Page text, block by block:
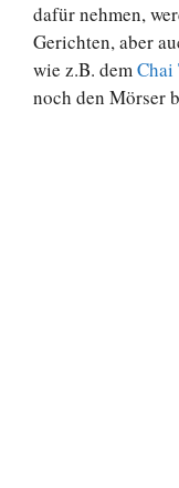
dafür nehmen,
Gerichten, aber
wie z.B. demChai
noch den Mörser